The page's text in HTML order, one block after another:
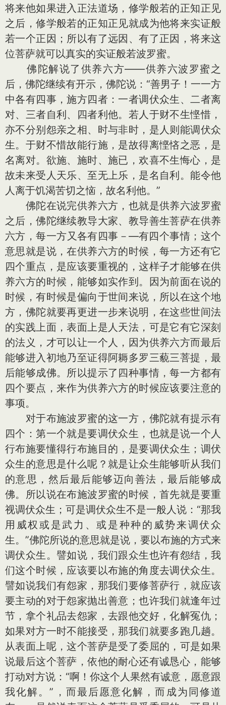
将来他如果进入正法道场，修学般若的正知正见
之后，修学般若的正知正见就成为他将来实证般
若一个正因；所以有了远因、有了正因，将来这
位菩萨就可以真实的实证般若波罗蜜。
佛陀解说了供养六方——供养六波罗蜜之
后，佛陀继续有开示，佛陀说：“善男子！一一方
中各有四事，施方四者：一者调伏众生、二者离
对、三者自利、四者利他。若人于财不生悭惜，
亦不分别怨亲之相、时与非时，是人则能调伏众
生。于财不惜故能行施，是故得离悭悋之恶，是
名离对。欲施、施时、施已，欢喜不生悔心，是
故未来受人天乐、至无上乐，是名自利。能令他
人离于饥渴苦切之恼，故名利他。”
佛陀在说完供养六方，也就是供养六波罗蜜
之后，佛陀继续教导大家、教导善生菩萨在供养
六方，每一方又各有四事－—有四个事情；这个
意思就是说，在供养六方的时候，每一方还有它
四个重点，是应该要重视的，这样子才能够在供
养六方的时候，能够如实作到。因为前面在说的
时候，有时候是偏向于世间来说，所以在这个地
方，佛陀就要再更进一步来说明，在这些世间法
的实践上面，表面上是人天法，可是它有它深刻
的法义，才可以让一个人，因为供养六方而最后
能够进入初地乃至证得阿耨多罗三藐三菩提，最
后能够成佛。所以提示了四种事情，每一方都有
四个要点，来作为供养六方的时候应该要注意的
事项。
对于布施波罗蜜的这一方，佛陀就有提示有
四个：第一个就是要调伏众生，也就是说一个人
行布施要懂得行布施目的，是要调伏众生；调伏
众生的意思是什么呢？就是让众生能够听从我们
的意思，然后最后能够迈向善法，最后能够成
佛。所以说在布施波罗蜜的时候，首先就是要重
视调伏众生；可是调伏众生不是一般人说：“那我
用威权或是武力、或是种种的威势来调伏众
生。”佛陀所说的意思就是说，要以布施的方式来
调伏众生。譬如说，我们跟众生也许有怨结，我
们这个时候，应该要以布施的角度去调伏众生。
譬如说我们有怨家，那我们要修菩萨行，就应该
要主动的对于怨家抛出善意；也许我们就逢年过
节，拿个礼品去怨家，去跟他交好，化解冤仇；
如果对方一时不能接受，那我们就要多跑几趟。
从表面上呢，这个菩萨是受了委屈的，可是如果
说最后这个菩萨，依他的耐心还有诚恳心，能够
打动对方说：“啊！你这个人果然有诚意，愿意跟
我化解。”，而最后愿意化解，而成为同修道